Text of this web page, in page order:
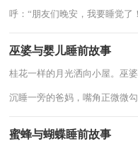
呼：“朋友们晚安，我要睡觉了
巫婆与婴儿睡前故事
桂花一样的月光洒向小屋。巫
沉睡一旁的爸妈，嘴角正微微
蜜蜂与蝴蝶睡前故事